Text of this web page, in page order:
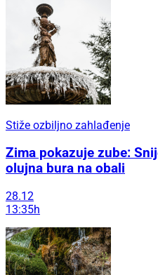
Stiže ozbiljno zahlađenje
Zima pokazuje zube:
olujna bura na obali
28.12
13:35h